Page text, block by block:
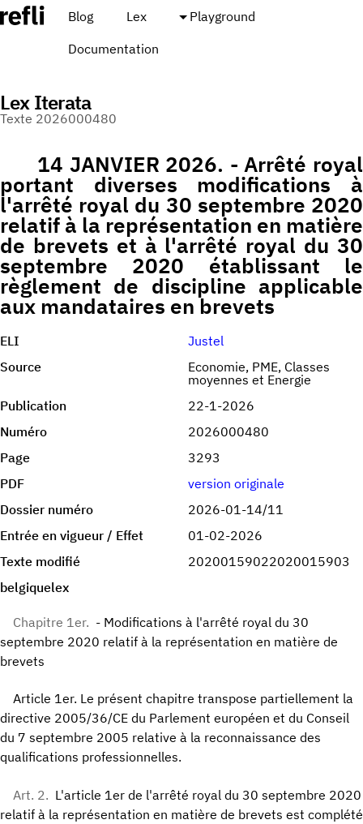
Blog Lex
Playground
Documentation
Lex Iterata
Texte 2026000480
14 JANVIER 2026. - Arrêté royal
portant diverses modifications à
l'arrêté royal du 30 septembre 2020
relatif à la représentation en matière
de brevets et à l'arrêté royal du 30
septembre 2020 établissant le
règlement de discipline applicable
aux mandataires en brevets
ELI
Justel
Source
Economie, PME, Classes
moyennes et Energie
Publication
22-1-2026
Numéro
2026000480
Page
3293
PDF
version originale
Dossier numéro
2026-01-14/11
Entrée en vigueur / Effet
01-02-2026
Texte modifié
20200159022020015903
belgiquelex
Chapitre 1er. - Modifications à l'arrêté royal du 30
septembre 2020 relatif à la représentation en matière de
brevets
Article 1er. Le présent chapitre transpose partiellement la
directive 2005/36/CE du Parlement européen et du Conseil
du 7 septembre 2005 relative à la reconnaissance des
qualifications professionnelles.
Art. 2. L'article 1er de l'arrêté royal du 30 septembre 2020
relatif à la représentation en matière de brevets est complété